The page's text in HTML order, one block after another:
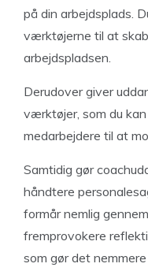
på din arbejdsplads.
værktøjerne til at
arbejdspladsen.
Derudover giver
værktøjer, som du
medarbejdere til at
Samtidig gør
håndtere
formår nemlig
fremprovokere
som gør det